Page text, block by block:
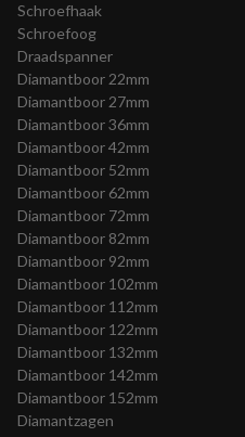
Schroefhaak
Schroefoog
Draadspanner
Diamantboor 22mm
Diamantboor 27mm
Diamantboor 36mm
Diamantboor 42mm
Diamantboor 52mm
Diamantboor 62mm
Diamantboor 72mm
Diamantboor 82mm
Diamantboor 92mm
Diamantboor 102mm
Diamantboor 112mm
Diamantboor 122mm
Diamantboor 132mm
Diamantboor 142mm
Diamantboor 152mm
Diamantzagen